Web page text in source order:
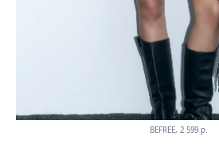
BEFREE, 2 599 p.